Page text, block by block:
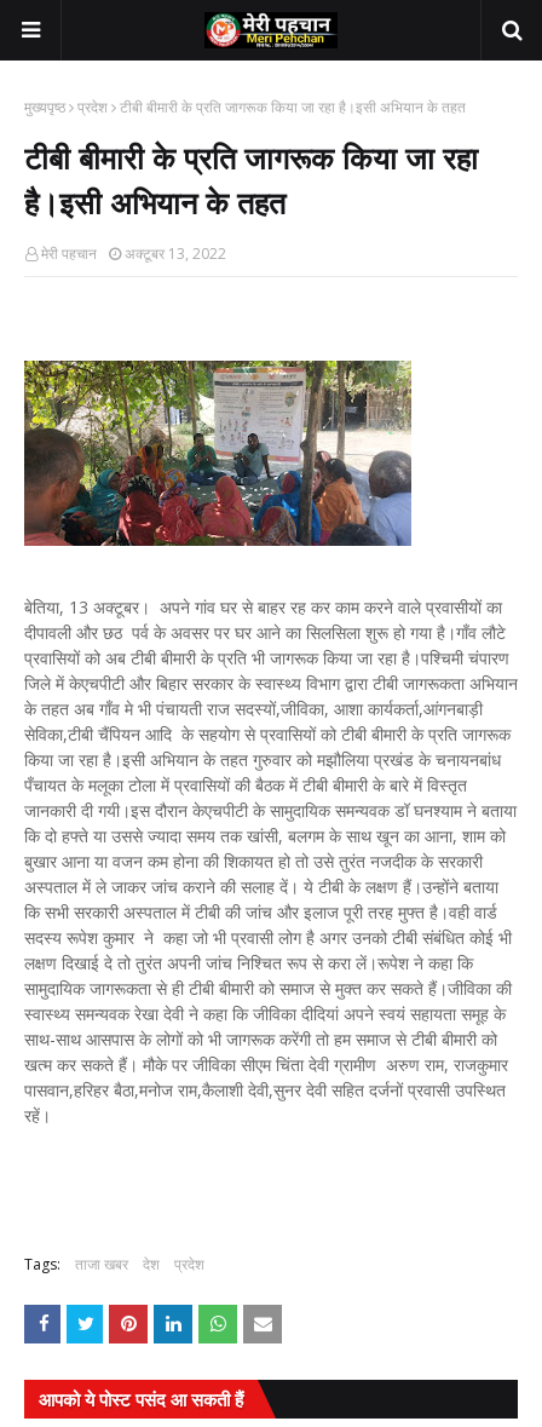
मुख्यपृष्ठ प्रदेश टीबी बीमारी के प्रति जागरूक किया जा रहा है।इसी अभियान के तहत
टीबी बीमारी के प्रति जागरूक किया जा रहा
है।इसी अभियान के तहत
मेरी पहचान अक्टूबर 13, 2022
बेतिया, 13 अक्टूबर। अपने गांव घर से बाहर रह कर काम करने वाले प्रवासीयों का
दीपावली और छठ पर्व के अवसर पर घर आने का सिलसिला शुरू हो गया है।गाँव लौटे
प्रवासियों को अब टीबी बीमारी के प्रति भी जागरूक किया जा रहा है।पश्चिमी चंपारण
जिले में केएचपीटी और बिहार सरकार के स्वास्थ्य विभाग द्वारा टीबी जागरूकता अभियान
के तहत अब गाँव मे भी पंचायती राज सदस्यों,जीविका, आशा कार्यकर्ता,आंगनबाड़ी
सेविका,टीबी चैंपियन आदि के सहयोग से प्रवासियों को टीबी बीमारी के प्रति जागरूक
किया जा रहा है।इसी अभियान के तहत गुरुवार को मझौलिया प्रखंड के चनायनबांध
पँचायत के मलूका टोला में प्रवासियों की बैठक में टीबी बीमारी के बारे में विस्तृत
जानकारी दी गयी।इस दौरान केएचपीटी के सामुदायिक समन्यवक डॉ घनश्याम ने बताया
कि दो हफ्ते या उससे ज्यादा समय तक खांसी, बलगम के साथ खून का आना, शाम को
बुखार आना या वजन कम होना की शिकायत हो तो उसे तुरंत नजदीक के सरकारी
अस्पताल में ले जाकर जांच कराने की सलाह दें। ये टीबी के लक्षण हैं।उन्होंने बताया
कि सभी सरकारी अस्पताल में टीबी की जांच और इलाज पूरी तरह मुफ्त है।वही वार्ड
सदस्य रूपेश कुमार ने कहा जो भी प्रवासी लोग है अगर उनको टीबी संबंधित कोई भी
लक्षण दिखाई दे तो तुरंत अपनी जांच निश्चित रूप से करा लें।रूपेश ने कहा कि
सामुदायिक जागरूकता से ही टीबी बीमारी को समाज से मुक्त कर सकते हैं।जीविका की
स्वास्थ्य समन्यवक रेखा देवी ने कहा कि जीविका दीदियां अपने स्वयं सहायता समूह के
साथ-साथ आसपास के लोगों को भी जागरूक करेंगी तो हम समाज से टीबी बीमारी को
खत्म कर सकते हैं। मौके पर जीविका सीएम चिंता देवी ग्रामीण अरुण राम, राजकुमार
पासवान,हरिहर बैठा,मनोज राम,कैलाशी देवी,सुनर देवी सहित दर्जनों प्रवासी उपस्थित
रहें।
Tags: ताजा खबर देश प्रदेश
आपको ये पोस्ट पसंद आ सकती हैं